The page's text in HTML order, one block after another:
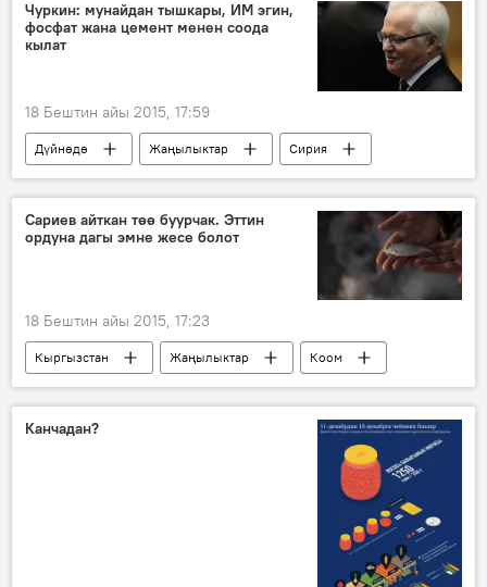
Жаңы жыл – 2016
Чуркин: мунайдан тышкары, ИМ эгин,
фосфат жана цемент менен соода
кылат
18 Бештин айы 2015, 17:59
Дүйнөдө Жаңылыктар
Сирия
БУУ
каржылоо
мунай
"Ислам мамлекети" террордук тобу
Сариев айткан төө буурчак. Эттин
ордуна дагы эмне жесе болот
18 Бештин айы 2015, 17:23
Кыргызстан Жаңылыктар
Коом
Темир Сариев
эт төө буурчак
Канчадан?